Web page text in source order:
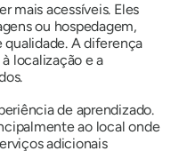
mais acessíveis. Eles
ou hospedagem,
A diferença
localização e a
de aprendizado.
ao local onde
adicionais